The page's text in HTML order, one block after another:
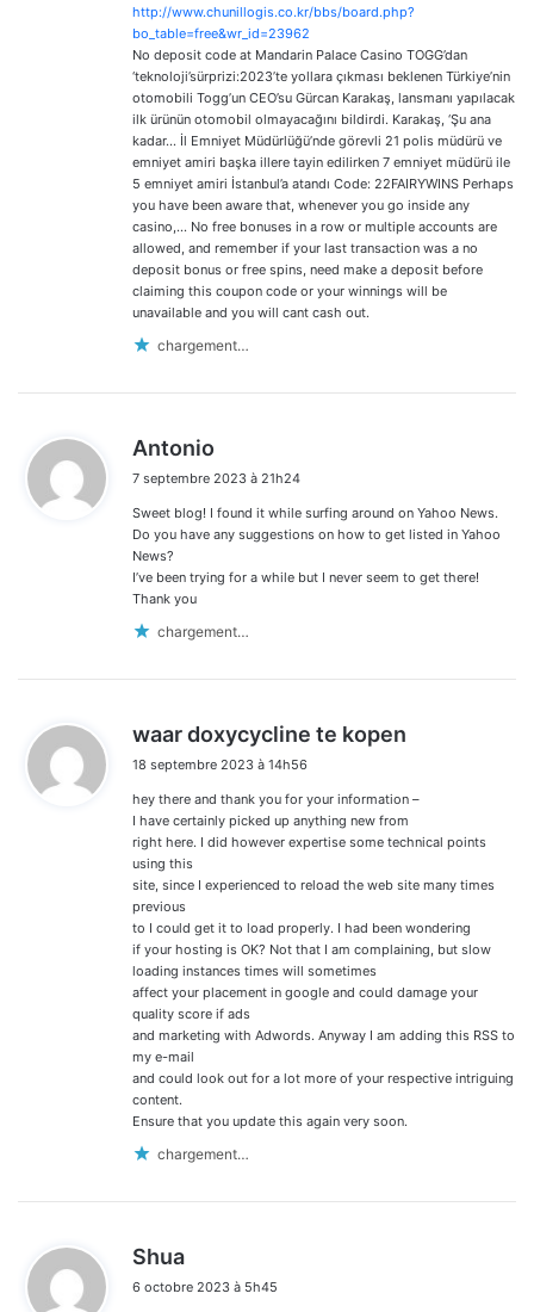
http://www.chunillogis.co.kr/bbs/board.php?
bo_table=free&wr_id=23962
No deposit code at Mandarin Palace Casino TOGG’dan
‘teknoloji’sürprizi:2023’te yollara çıkması beklenen Türkiye’nin
otomobili Togg’un CEO’su Gürcan Karakaş, lansmanı yapılacak
ilk ürünün otomobil olmayacağını bildirdi. Karakaş, ‘Şu ana
kadar… İl Emniyet Müdürlüğü’nde görevli 21 polis müdürü ve
emniyet amiri başka illere tayin edilirken 7 emniyet müdürü ile
5 emniyet amiri İstanbul’a atandı Code: 22FAIRYWINS Perhaps
you have been aware that, whenever you go inside any
casino,… No free bonuses in a row or multiple accounts are
allowed, and remember if your last transaction was a no
deposit bonus or free spins, need make a deposit before
claiming this coupon code or your winnings will be
unavailable and you will cant cash out.
chargement…
Antonio
t
:
7 septembre 2023 à 21h24
Sweet blog! I found it while surfing around on Yahoo News.
Do you have any suggestions on how to get listed in Yahoo
News?
I’ve been trying for a while but I never seem to get there!
Thank you
chargement…
waar doxycycline te kopen
:
18 septembre 2023 à 14h56
hey there and thank you for your information –
I have certainly picked up anything new from
right here. I did however expertise some technical points
using this
site, since I experienced to reload the web site many times
previous
to I could get it to load properly. I had been wondering
if your hosting is OK? Not that I am complaining, but slow
loading instances times will sometimes
affect your placement in google and could damage your
quality score if ads
and marketing with Adwords. Anyway I am adding this RSS to
my e-mail
and could look out for a lot more of your respective intriguing
content.
Ensure that you update this again very soon.
chargement…
Shua
t
6 octobre 2023 à 5h45